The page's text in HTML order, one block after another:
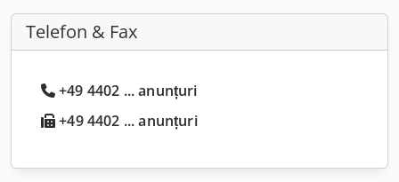
Telefon & Fax
+49 4402 ... anunțuri
+49 4402 ... anunțuri